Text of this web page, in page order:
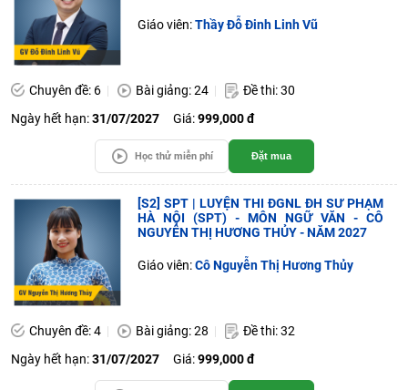
Giáo viên:Thầy Đỗ Đinh Linh Vũ
Chuyên đề: 6 Bài giảng: 24
Đề thi: 30
Ngày hết hạn:31/07/2027 Giá:999,000 đ
Học thử miễn phí Đặt mua
[S2] SPT | LUYỆN THI ĐGNL ĐH SƯ PHẠM
HÀ NỘI (SPT) - MÔN NGỮ VĂN - CÔ
NGUYỄN THỊ HƯƠNG THỦY - NĂM 2027
Giáo viên:Cô Nguyễn Thị Hương Thủy
Chuyên đề: 4 Bài giảng: 28
Đề thi: 32
Ngày hết hạn:31/07/2027 Giá:999,000 đ